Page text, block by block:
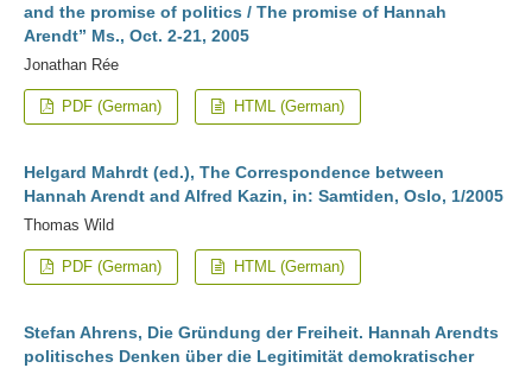
and the promise of politics / The promise of Hannah
Arendt” Ms., Oct. 2-21, 2005
Jonathan Rée
PDF (German) HTML (German)
Helgard Mahrdt (ed.), The Correspondence between
Hannah Arendt and Alfred Kazin, in: Samtiden, Oslo, 1/2005
Thomas Wild
PDF (German) HTML (German)
Stefan Ahrens, Die Gründung der Freiheit. Hannah Arendts
politisches Denken über die Legitimität demokratischer